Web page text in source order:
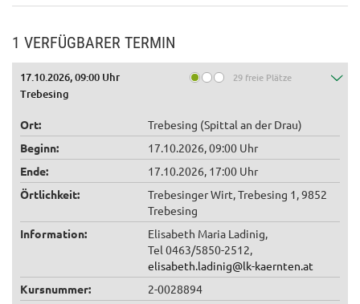
1 VERFÜGBARER TERMIN
17.10.2026, 09:00 Uhr 29 freie Plätze
Trebesing
Ort:
Trebesing (Spittal an der Drau)
Beginn:
17.10.2026, 09:00 Uhr
Ende:
17.10.2026, 17:00 Uhr
Örtlichkeit:
Trebesinger Wirt, Trebesing 1, 9852
Trebesing
Information:
Elisabeth Maria Ladinig,
Tel 0463/5850-2512,
elisabeth.ladinig@lk-kaernten.at
Kursnummer:
2-0028894